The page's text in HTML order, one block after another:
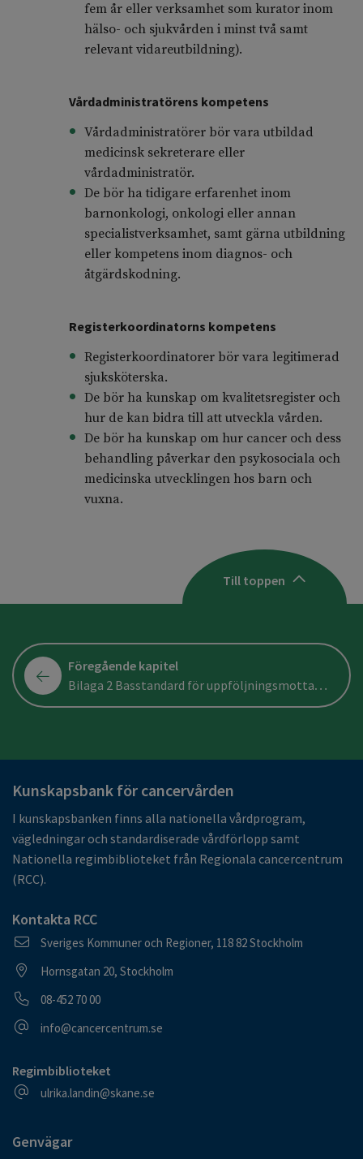
fem år eller verksamhet som kurator inom
hälso- och sjukvården i minst två samt
relevant vidareutbildning).
Vårdadministratörens kompetens
Vårdadministratörer bör vara utbildad
medicinsk sekreterare eller
vårdadministratör.
De bör ha tidigare erfarenhet inom
barnonkologi, onkologi eller annan
specialistverksamhet, samt gärna utbildning
eller kompetens inom diagnos- och
åtgärdskodning.
Registerkoordinatorns kompetens
Registerkoordinatorer bör vara legitimerad
sjuksköterska.
De bör ha kunskap om kvalitetsregister och
hur de kan bidra till att utveckla vården.
De bör ha kunskap om hur cancer och dess
behandling påverkar den psykosociala och
medicinska utvecklingen hos barn och
vuxna.
Till toppen
Föregående kapitel
Bilaga 2 Basstandard för uppföljningsmottagningar för patienter under 18 år, s.k. nyckelmottagningar
Kunskapsbank för cancervården
I kunskapsbanken finns alla nationella vårdprogram,
vägledningar och standardiserade vårdförlopp samt
Nationella regimbiblioteket från Regionala cancercentrum
(RCC).
Kontakta RCC
Postadress
Sveriges Kommuner och Regioner, 118 82 Stockholm
Besöksadress
Hornsgatan 20, Stockholm
Telefonnummer
08-452 70 00
E-postadress
info@cancercentrum.se
Regimbiblioteket
E-postadress
ulrika.landin@skane.se
Genvägar